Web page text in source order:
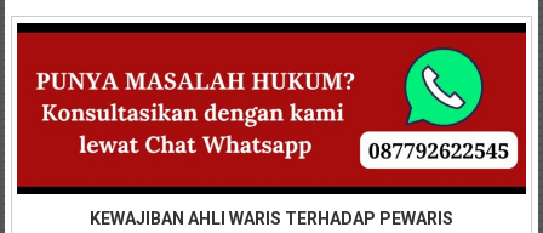
Mediator/
Yogyakarta/Bantul/Sleman/Gunung
Kidul/Wonosari/Wates/Kulonprogo/
Yogyakarta/Jogja/
kalten/Solo/
Purwakarta,
Sukoharjo/KEWAJIBAN AHLI WARIS TERHADAP PEWARIS